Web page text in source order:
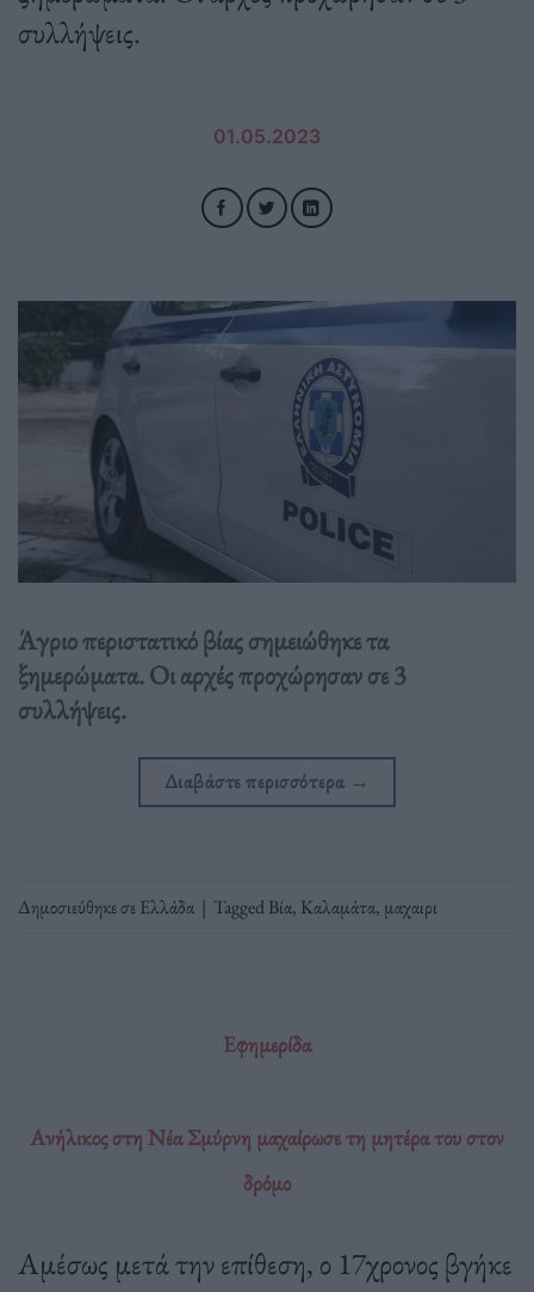
συλλήψεις.
01.05.2023
Άγριο περιστατικό βίας σημειώθηκε τα
ξημερώματα. Οι αρχές προχώρησαν σε 3
συλλήψεις.
Διαβάστε περισσότερα →
Δημοσιεύθηκε σεΕλλάδα | TaggedΒία, Καλαμάτα, μαχαιρι
Εφημερίδα
Ανήλικος στη Νέα Σμύρνη μαχαίρωσε τη μητέρα του στον
δρόμο
Αμέσως μετά την επίθεση, ο 17χρονος βγήκε